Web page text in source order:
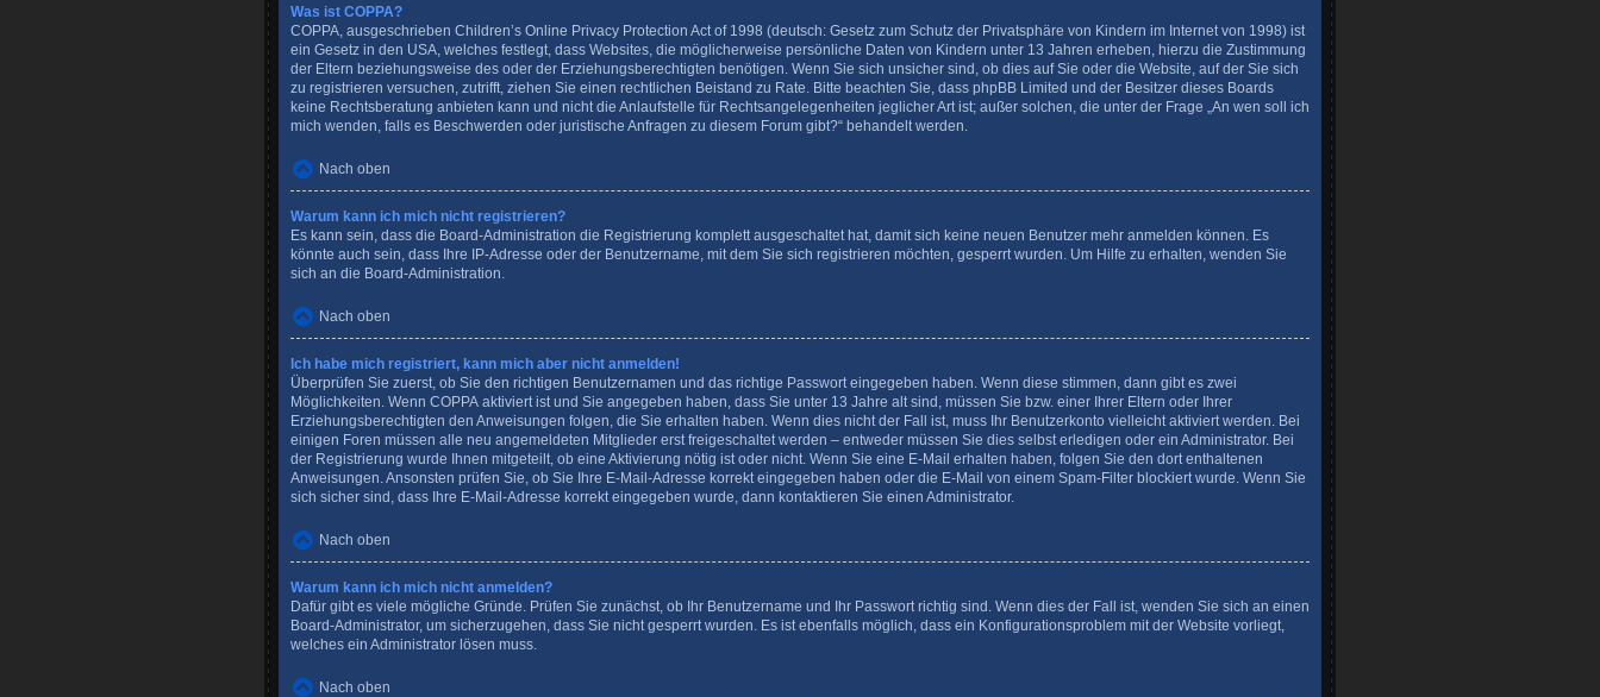
Was ist COPPA?
COPPA, ausgeschrieben Children’s Online Privacy Protection Act of 1998 (deutsch: Gesetz zum Schutz der Privatsphäre von Kindern im Internet von 1998) ist
ein Gesetz in den USA, welches festlegt, dass Websites, die möglicherweise persönliche Daten von Kindern unter 13 Jahren erheben, hierzu die Zustimmung
der Eltern beziehungsweise des oder der Erziehungsberechtigten benötigen. Wenn Sie sich unsicher sind, ob dies auf Sie oder die Website, auf der Sie sich
zu registrieren versuchen, zutrifft, ziehen Sie einen rechtlichen Beistand zu Rate. Bitte beachten Sie, dass phpBB Limited und der Besitzer dieses Boards
keine Rechtsberatung anbieten kann und nicht die Anlaufstelle für Rechtsangelegenheiten jeglicher Art ist; außer solchen, die unter der Frage „An wen soll ich
mich wenden, falls es Beschwerden oder juristische Anfragen zu diesem Forum gibt?“ behandelt werden.
Nach oben
Warum kann ich mich nicht registrieren?
Es kann sein, dass die Board-Administration die Registrierung komplett ausgeschaltet hat, damit sich keine neuen Benutzer mehr anmelden können. Es
könnte auch sein, dass Ihre IP-Adresse oder der Benutzername, mit dem Sie sich registrieren möchten, gesperrt wurden. Um Hilfe zu erhalten, wenden Sie
sich an die Board-Administration.
Nach oben
Ich habe mich registriert, kann mich aber nicht anmelden!
Überprüfen Sie zuerst, ob Sie den richtigen Benutzernamen und das richtige Passwort eingegeben haben. Wenn diese stimmen, dann gibt es zwei
Möglichkeiten. Wenn COPPA aktiviert ist und Sie angegeben haben, dass Sie unter 13 Jahre alt sind, müssen Sie bzw. einer Ihrer Eltern oder Ihrer
Erziehungsberechtigten den Anweisungen folgen, die Sie erhalten haben. Wenn dies nicht der Fall ist, muss Ihr Benutzerkonto vielleicht aktiviert werden. Bei
einigen Foren müssen alle neu angemeldeten Mitglieder erst freigeschaltet werden – entweder müssen Sie dies selbst erledigen oder ein Administrator. Bei
der Registrierung wurde Ihnen mitgeteilt, ob eine Aktivierung nötig ist oder nicht. Wenn Sie eine E-Mail erhalten haben, folgen Sie den dort enthaltenen
Anweisungen. Ansonsten prüfen Sie, ob Sie Ihre E-Mail-Adresse korrekt eingegeben haben oder die E-Mail von einem Spam-Filter blockiert wurde. Wenn Sie
sich sicher sind, dass Ihre E-Mail-Adresse korrekt eingegeben wurde, dann kontaktieren Sie einen Administrator.
Nach oben
Warum kann ich mich nicht anmelden?
Dafür gibt es viele mögliche Gründe. Prüfen Sie zunächst, ob Ihr Benutzername und Ihr Passwort richtig sind. Wenn dies der Fall ist, wenden Sie sich an einen
Board-Administrator, um sicherzugehen, dass Sie nicht gesperrt wurden. Es ist ebenfalls möglich, dass ein Konfigurationsproblem mit der Website vorliegt,
welches ein Administrator lösen muss.
Nach oben